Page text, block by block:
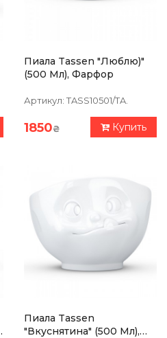
Пиала Tassen "Люблю)"
(500 Мл), Фарфор
Артикул: TASS10501/TA.
1850₴ Купить
Пиала Tassen
"Вкуснятина" (500 Мл),